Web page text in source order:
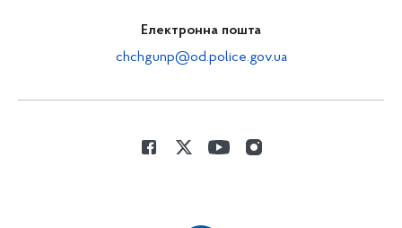
Електронна пошта
chchgunp@od.police.gov.ua